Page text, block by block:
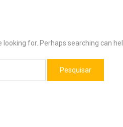
looking for. Perhaps searching can